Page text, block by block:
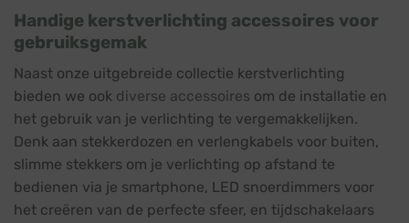
Handige kerstverlichting accessoires voor
gebruiksgemak
Naast onze uitgebreide collectie kerstverlichting
bieden we ook diverse accessoires om de installatie en
het gebruik van je verlichting te vergemakkelijken.
Denk aan stekkerdozen en verlengkabels voor buiten,
slimme stekkers om je verlichting op afstand te
bedienen via je smartphone, LED snoerdimmers voor
het creëren van de perfecte sfeer, en tijdschakelaars